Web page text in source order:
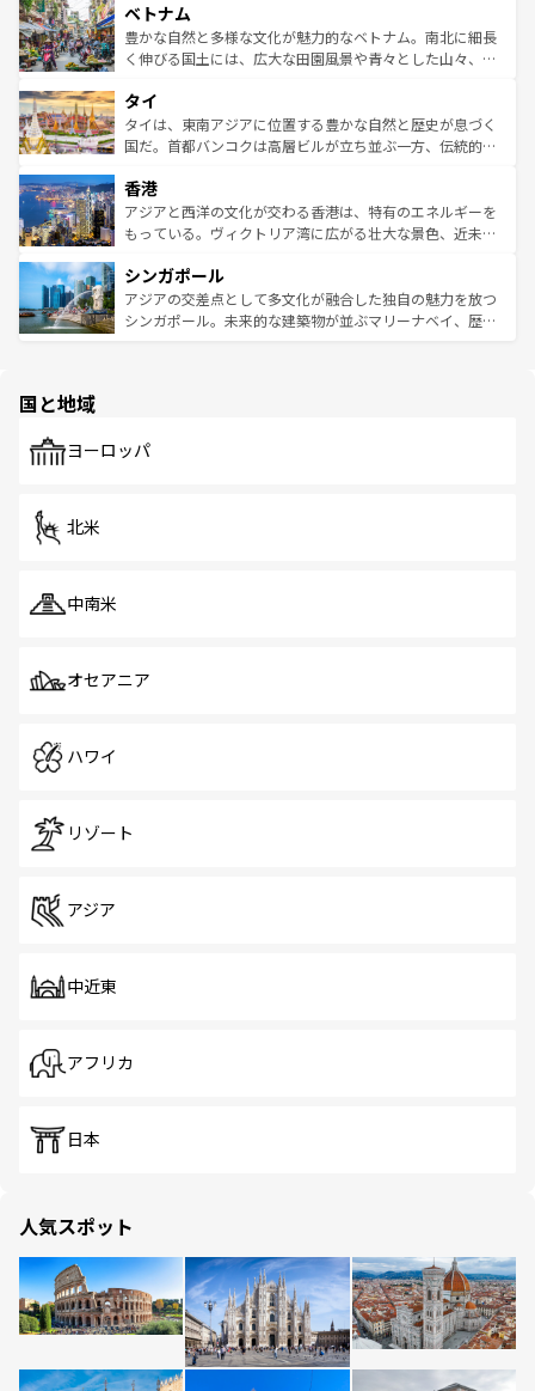
参照してほしい。
容にもいいと評判のスイーツなど、バラエティ豊かな料理
が味わえる。 なお、新着の台湾情報は コンテンツ一覧を参
照してほしい。
き、地方に足を延ばせば四季折々の自然美を楽しむことが
できる。そして、キムチや焼肉、絶品のストリートフード
まで、さまざまな韓国料理が待っている。夜には、韓国な
リティに包まれながら、韓国の多彩な魅力を心ゆくまで味
わってみてほしい。 なお、新着の韓国情報はコンテンツ一
覧を参照してほしい。
ベトナム
豊かな自然と多様な文化が魅力的なベトナム。南北に細長
く伸びる国土には、広大な田園風景や青々とした山々、世
急速な発展と共に伝統が息づく。ハノイの古い町並みやホ
ーチミン市のフランス統治時代の建物も、独特の雰囲気を
醸し出している。また、バラエティの豊かさとおいしさで
とつ。フォーやバインミー、ベトナムコーヒーなどは、ぜ
ひ現地で味わいたい。どの地域を訪れてもあたたかい人々
が旅行者を迎えてくれるので、きっと忘れられない旅にな
参照してほしい。
タイ
タイは、東南アジアに位置する豊かな自然と歴史が息づく
国だ。首都バンコクは高層ビルが立ち並ぶ一方、伝統的な
の活気が交差している。北部ではチェンマイなどの山岳地
帯で自然と触れ合い、南部ではプーケットやクラビの美し
いビーチでリゾート気分を楽しむことができる。タイ料理
激する。気候は一年中温暖で、どの季節にも異なる楽しみ
が待っている。親しみやすいタイの人々、仏教を中心とし
た文化、そして多様な観光資源が、訪れる旅人を魅了し続
香港
アジアと西洋の文化が交わる香港は、特有のエネルギーを
もっている。ヴィクトリア湾に広がる壮大な景色、近未来
み、どこを訪れても感動するはず。観光スポットが密集し
ており、効率よく見どころを回れるのも魅力。息をのむよ
うな絶景から文化的な体験まで、香港を存分に楽しみ尽く
シンガポール
アジアの交差点として多文化が融合した独自の魅力を放つ
シンガポール。未来的な建築物が並ぶマリーナベイ、歴史
で、ホーカーズは地元の風情を楽しめる外せないスポット
国と地域
ヨーロッパ
北米
中南米
オセアニア
ハワイ
リゾート
アジア
中近東
アフリカ
日本
人気スポット